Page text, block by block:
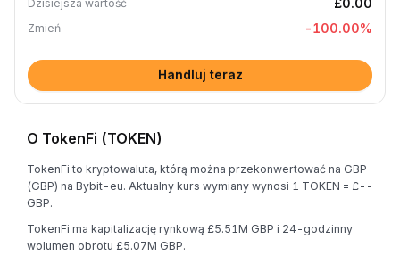
Dzisiejsza wartość £0.00
Zmień -100.00%
Handluj teraz
O TokenFi (TOKEN)
TokenFi to kryptowaluta, którą można przekonwertować na GBP
(GBP) na Bybit-eu. Aktualny kurs wymiany wynosi 1 TOKEN = £--
GBP.
TokenFi ma kapitalizację rynkową £5.51M GBP i 24-godzinny
wolumen obrotu £5.07M GBP.